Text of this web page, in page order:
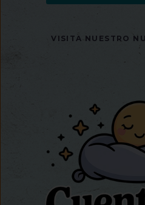
VISITA NUESTRO